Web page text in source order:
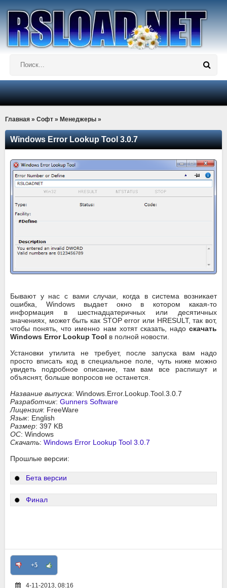
Главная » Софт » Менеджеры »
Windows Error Lookup Tool 3.0.7
Бывают у нас с вами случаи, когда в система возникает
ошибка, Windows выдает окно в котором какая-то
информация в шестнадцатеричных или десятичных
значениях, может быть как STOP error или HRESULT, так вот,
чтобы понять, что именно нам хотят сказать, надо скачать
Windows Error Lookup Tool в полной новости.
Установки утилита не требует, после запуска вам надо
просто вписать код в специальное поле, чуть ниже можно
увидеть подробное описание, там вам все распишут и
объяснят, больше вопросов не останется.
Название выпуска: Windows.Error.Lookup.Tool.3.0.7
Разработчик: Gunners Software
Лицензия: FreeWare
Язык: English
Размер: 397 KB
ОС: Windows
Скачать: Windows Error Lookup Tool 3.0.7
Прошлые версии:
Бета версии
Финал
+5
4-11-2013, 08:16